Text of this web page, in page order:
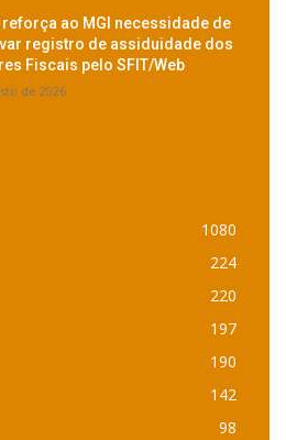
reforça ao MGI necessidade de
registro de assiduidade dos
Fiscais pelo SFIT/Web
de 2026
1080
224
220
197
190
142
98